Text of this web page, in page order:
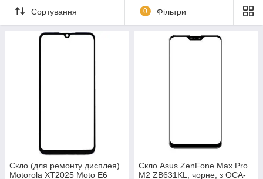
Сортування 0 Фільтри
Скло (для ремонту дисплея)
Motorola XT2025 Moto E6
Скло Asus ZenFone Max Pro
M2 ZB631KL, чорне, з OCA-